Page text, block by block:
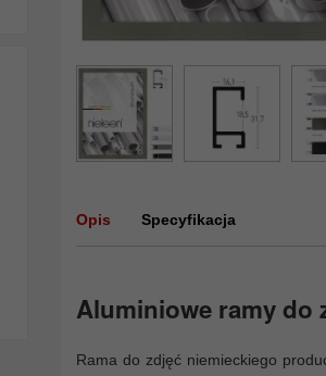
Opis Specyfikacja
Aluminiowe ramy do
Rama do zdjęć niemieckiego